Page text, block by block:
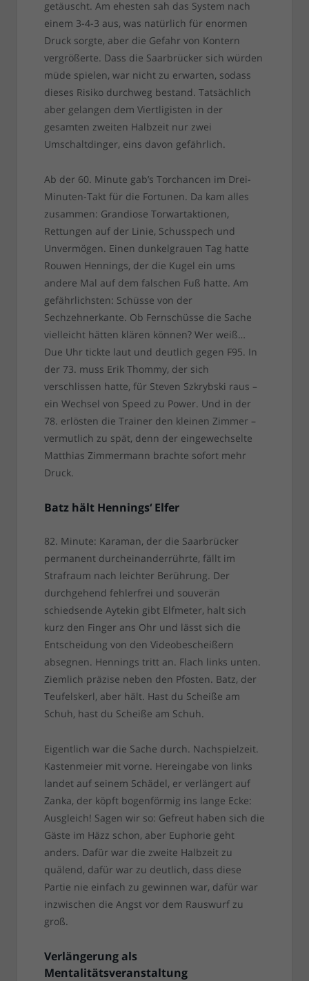
getäuscht. Am ehesten sah das System nach
einem 3-4-3 aus, was natürlich für enormen
Druck sorgte, aber die Gefahr von Kontern
vergrößerte. Dass die Saarbrücker sich würden
müde spielen, war nicht zu erwarten, sodass
dieses Risiko durchweg bestand. Tatsächlich
aber gelangen dem Viertligisten in der
gesamten zweiten Halbzeit nur zwei
Umschaltdinger, eins davon gefährlich.
Ab der 60. Minute gab’s Torchancen im Drei-
Minuten-Takt für die Fortunen. Da kam alles
zusammen: Grandiose Torwartaktionen,
Rettungen auf der Linie, Schusspech und
Unvermögen. Einen dunkelgrauen Tag hatte
Rouwen Hennings, der die Kugel ein ums
andere Mal auf dem falschen Fuß hatte. Am
gefährlichsten: Schüsse von der
Sechzehnerkante. Ob Fernschüsse die Sache
vielleicht hätten klären können? Wer weiß…
Due Uhr tickte laut und deutlich gegen F95. In
der 73. muss Erik Thommy, der sich
verschlissen hatte, für Steven Szkrybski raus –
ein Wechsel von Speed zu Power. Und in der
78. erlösten die Trainer den kleinen Zimmer –
vermutlich zu spät, denn der eingewechselte
Matthias Zimmermann brachte sofort mehr
Druck.
Batz hält Hennings‘ Elfer
82. Minute: Karaman, der die Saarbrücker
permanent durcheinanderrührte, fällt im
Strafraum nach leichter Berührung. Der
durchgehend fehlerfrei und souverän
schiedsende Aytekin gibt Elfmeter, halt sich
kurz den Finger ans Ohr und lässt sich die
Entscheidung von den Videobescheißern
absegnen. Hennings tritt an. Flach links unten.
Ziemlich präzise neben den Pfosten. Batz, der
Teufelskerl, aber hält. Hast du Scheiße am
Schuh, hast du Scheiße am Schuh.
Eigentlich war die Sache durch. Nachspielzeit.
Kastenmeier mit vorne. Hereingabe von links
landet auf seinem Schädel, er verlängert auf
Zanka, der köpft bogenförmig ins lange Ecke:
Ausgleich! Sagen wir so: Gefreut haben sich die
Gäste im Häzz schon, aber Euphorie geht
anders. Dafür war die zweite Halbzeit zu
quälend, dafür war zu deutlich, dass diese
Partie nie einfach zu gewinnen war, dafür war
inzwischen die Angst vor dem Rauswurf zu
groß.
Verlängerung als
Mentalitätsveranstaltung